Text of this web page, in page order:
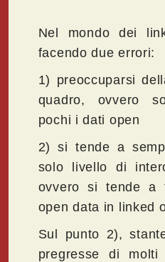
Nel mondo dei
facendo due errori:
1) preoccuparsi
quadro, ovvero
pochi i dati open
2) si tende a
solo livello di
ovvero si tende a
open data in linked
Sul punto 2),
pregresse di